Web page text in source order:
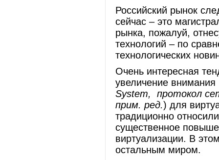
Российский рынок
сейчас – это
рынка, пожалуй,
технологий – по
технологических
Очень интересная
увеличение
System, протокол
прим. ред.) для
традиционно
существенное
виртуализации. В
остальным миром.